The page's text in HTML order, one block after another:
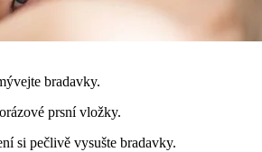
bradavky.
prsní vložky.
si pečlivě vysušte bradavky.